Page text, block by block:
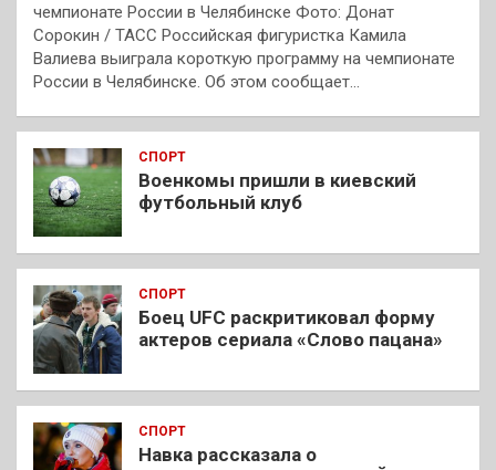
чемпионате России в Челябинске Фото: Донат
Сорокин / ТАСС Российская фигуристка Камила
Валиева выиграла короткую программу на чемпионате
России в Челябинске. Об этом сообщает…
СПОРТ
Военкомы пришли в киевский
футбольный клуб
СПОРТ
Боец UFC раскритиковал форму
актеров сериала «Слово пацана»
СПОРТ
Навка рассказала о